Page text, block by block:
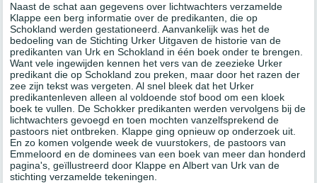
Naast de schat aan gegevens over lichtwachters verzamelde
Klappe een berg informatie over de predikanten, die op
Schokland werden gestationeerd. Aanvankelijk was het de
bedoeling van de Stichting Urker Uitgaven de historie van de
predikanten van Urk en Schokland in één boek onder te brengen.
Want vele ingewijden kennen het vers van de zeezieke Urker
predikant die op Schokland zou preken, maar door het razen der
zee zijn tekst was vergeten. Al snel bleek dat het Urker
predikantenleven alleen al voldoende stof bood om een kloek
boek te vullen. De Schokker predikanten werden vervolgens bij de
lichtwachters gevoegd en toen mochten vanzelfsprekend de
pastoors niet ontbreken. Klappe ging opnieuw op onderzoek uit.
En zo komen volgende week de vuurstokers, de pastoors van
Emmeloord en de dominees van een boek van meer dan honderd
pagina's, geïllustreerd door Klappe enAlbert van Urk van de
stichting verzamelde tekeningen.